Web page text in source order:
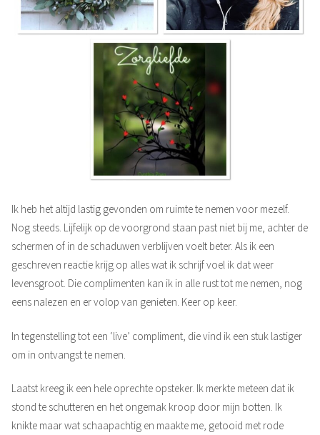
Ik heb het altijd lastig gevonden om ruimte te nemen voor mezelf.
Nog steeds. Lijfelijk op de voorgrond staan past niet bij me, achter de
schermen of in de schaduwen verblijven voelt beter. Als ik een
geschreven reactie krijg op alles wat ik schrijf voel ik dat weer
levensgroot. Die complimenten kan ik in alle rust tot me nemen, nog
eens nalezen en er volop van genieten. Keer op keer.
In tegenstelling tot een ‘live’ compliment, die vind ik een stuk lastiger
om in ontvangst te nemen.
Laatst kreeg ik een hele oprechte opsteker. Ik merkte meteen dat ik
stond te schutteren en het ongemak kroop door mijn botten. Ik
knikte maar wat schaapachtig en maakte me, getooid met rode